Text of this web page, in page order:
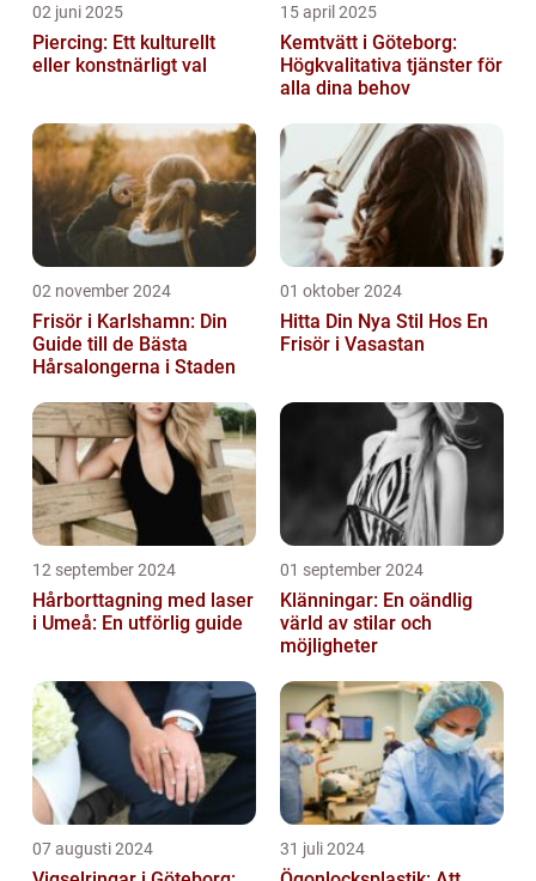
02 juni 2025
Piercing: Ett kulturellt
eller konstnärligt val
15 april 2025
Kemtvätt i Göteborg:
Högkvalitativa tjänster för
alla dina behov
02 november 2024
Frisör i Karlshamn: Din
Guide till de Bästa
Hårsalongerna i Staden
01 oktober 2024
Hitta Din Nya Stil Hos En
Frisör i Vasastan
12 september 2024
Hårborttagning med laser
i Umeå: En utförlig guide
01 september 2024
Klänningar: En oändlig
värld av stilar och
möjligheter
07 augusti 2024 31 juli 2024